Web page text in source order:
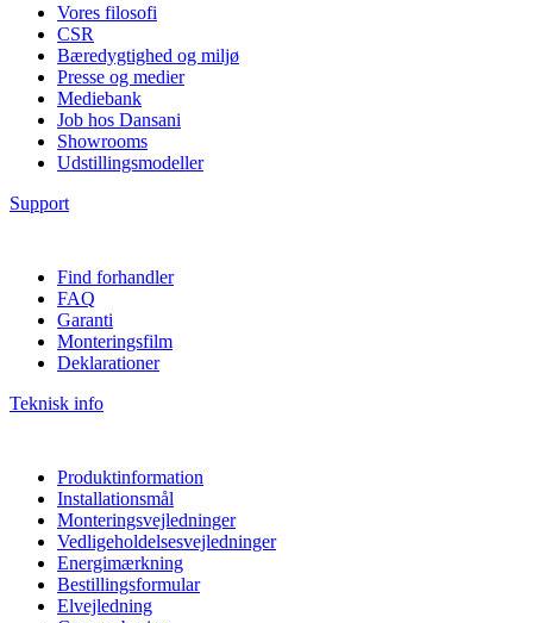
Vores filosofi
CSR
Bæredygtighed og miljø
Presse og medier
Mediebank
Job hos Dansani
Showrooms
Udstillingsmodeller
Support
Find forhandler
FAQ
Garanti
Monteringsfilm
Deklarationer
Teknisk info
Produktinformation
Installationsmål
Monteringsvejledninger
Vedligeholdelsesvejledninger
Energimærkning
Bestillingsformular
Elvejledning